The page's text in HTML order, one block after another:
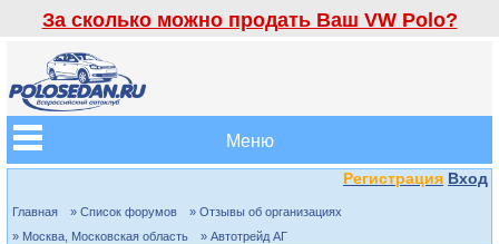
За сколько можно продать Ваш VW Polo?
Меню
Регистрация Вход
Главная » Список форумов
» Отзывы об организациях
» Москва, Московская область
» Автотрейд АГ